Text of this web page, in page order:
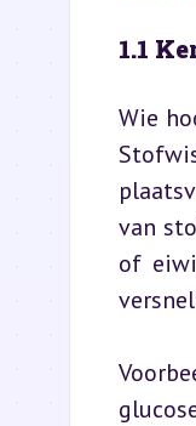
1.1
Wie
van
of